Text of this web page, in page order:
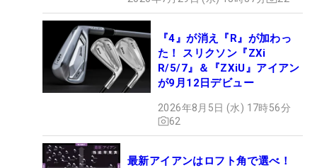
『4』が消え『R』が加わっ
た！ スリクソン『ZXi
R/5/7』＆『ZXiU』アイアン
が9月12日デビュー
2026年8月5日 (水) 17時56分
62
最新アイアンはロフト角で選べ！